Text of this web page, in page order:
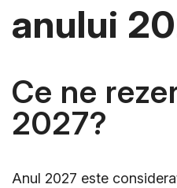
anului
Ce ne
2027?
Anul 2027 este